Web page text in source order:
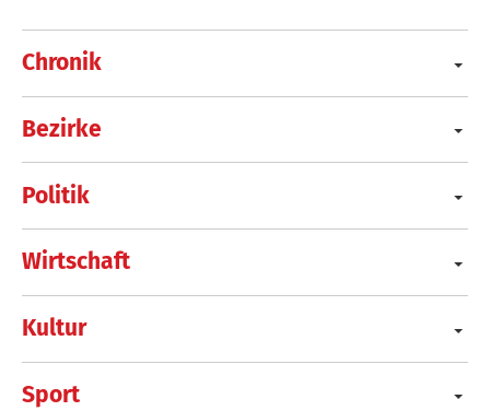
Chronik
Bezirke
Politik
Wirtschaft
Kultur
Sport